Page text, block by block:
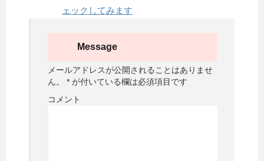
ェックしてみます
Message
メールアドレスが公開されることはありませ
ん。
* が付いている欄は必須項目です
コメント